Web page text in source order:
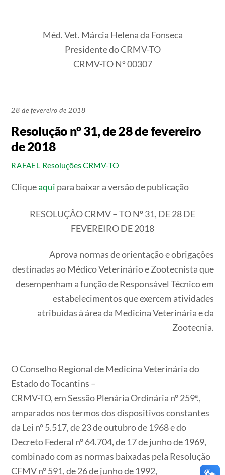
Méd. Vet. Márcia Helena da Fonseca
Presidente do CRMV-TO
CRMV-TO Nº 00307
28 de fevereiro de 2018
Resolução n° 31, de 28 de fevereiro
de 2018
RAFAEL Resoluções CRMV-TO
Cliqueaqui para baixar a versão de publicação
RESOLUÇÃO CRMV – TO Nº 31, DE 28 DE
FEVEREIRO DE 2018
Aprova normas de orientação e obrigações
destinadas ao Médico Veterinário e Zootecnista que
desempenham a função de Responsável Técnico em
estabelecimentos que exercem atividades
atribuídas à área da Medicina Veterinária e da
Zootecnia.
O Conselho Regional de Medicina Veterinária do
Estado do Tocantins –
CRMV-TO, em Sessão Plenária Ordinária n° 259ª.,
amparados nos termos dos dispositivos constantes
da Lei n° 5.517, de 23 de outubro de 1968 e do
Decreto Federal n° 64.704, de 17 de junho de 1969,
combinado com as normas baixadas pela Resolução
CFMV n° 591, de 26 de junho de 1992,